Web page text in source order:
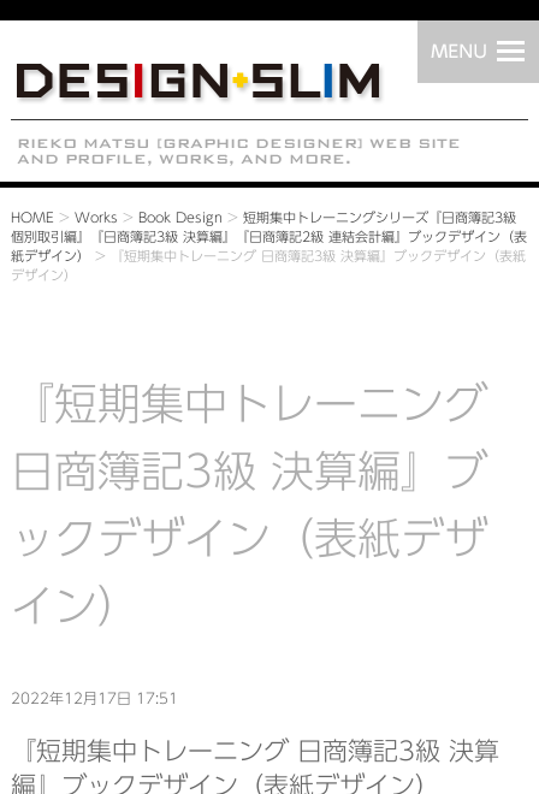
HOME > Works > Book Design > 短期集中トレーニングシリーズ『日商簿記3級
個別取引編』『日商簿記3級 決算編』『日商簿記2級 連結会計編』ブックデザイン（表
紙デザイン）
>
『短期集中トレーニング 日商簿記3級 決算編』ブックデザイン（表紙
デザイン）
『短期集中トレーニング
日商簿記3級 決算編』ブ
ックデザイン（表紙デザ
イン）
2022年12月17日 17:51
『短期集中トレーニング 日商簿記3級 決算
編』ブックデザイン（表紙デザイン）